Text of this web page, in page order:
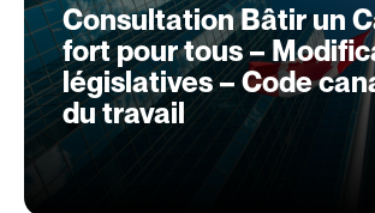
Consultation Bâtir un
fort pour tous –
législatives – Code
du travail